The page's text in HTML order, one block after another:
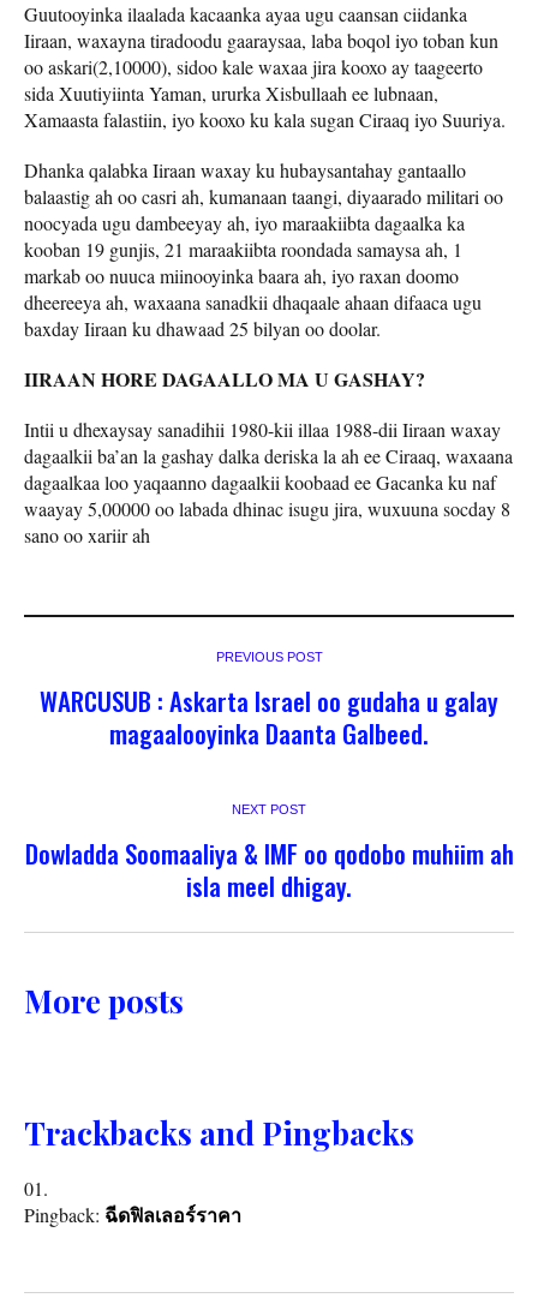
Guutooyinka ilaalada kacaanka ayaa ugu caansan ciidanka
Iiraan, waxayna tiradoodu gaaraysaa, laba boqol iyo toban kun
oo askari(2,10000), sidoo kale waxaa jira kooxo ay taageerto
sida Xuutiyiinta Yaman, ururka Xisbullaah ee lubnaan,
Xamaasta falastiin, iyo kooxo ku kala sugan Ciraaq iyo Suuriya.
Dhanka qalabka Iiraan waxay ku hubaysantahay gantaallo
balaastig ah oo casri ah, kumanaan taangi, diyaarado militari oo
noocyada ugu dambeeyay ah, iyo maraakiibta dagaalka ka
kooban 19 gunjis, 21 maraakiibta roondada samaysa ah, 1
markab oo nuuca miinooyinka baara ah, iyo raxan doomo
dheereeya ah, waxaana sanadkii dhaqaale ahaan difaaca ugu
baxday Iiraan ku dhawaad 25 bilyan oo doolar.
IIRAAN HORE DAGAALLO MA U GASHAY?
Intii u dhexaysay sanadihii 1980-kii illaa 1988-dii Iiraan waxay
dagaalkii ba’an la gashay dalka deriska la ah ee Ciraaq, waxaana
dagaalkaa loo yaqaanno dagaalkii koobaad ee Gacanka ku naf
waayay 5,00000 oo labada dhinac isugu jira, wuxuuna socday 8
sano oo xariir ah
PREVIOUS POST
WARCUSUB : Askarta Israel oo gudaha u galay
magaalooyinka Daanta Galbeed.
NEXT POST
Dowladda Soomaaliya & IMF oo qodobo muhiim ah
isla meel dhigay.
More posts
Trackbacks and Pingbacks
Pingback: ฉีดฟิลเลอร์ราคา